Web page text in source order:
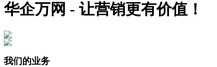
华企万网 - 让营销更有价值！
我们的业务